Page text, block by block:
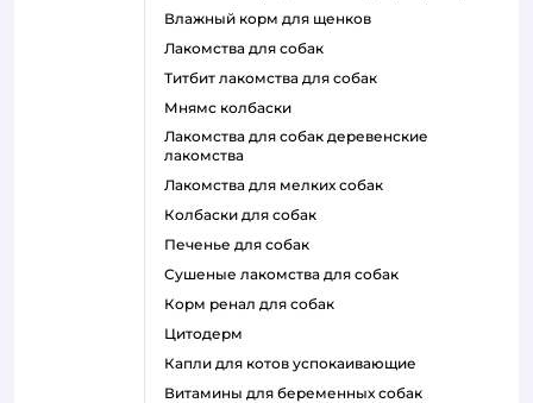
влажный корм для щенков
лакомства для собак
титбит лакомства для собак
мнямс колбаски
лакомства для собак деревенские
лакомства
лакомства для мелких собак
колбаски для собак
печенье для собак
сушеные лакомства для собак
корм ренал для собак
цитодерм
капли для котов успокаивающие
витамины для беременных собак